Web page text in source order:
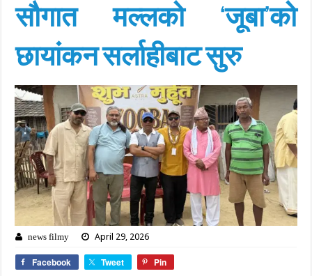
सौगात मल्लको ‘जूबा’को
छायांकन सर्लाहीबाट सुरु
news filmy April 29, 2026
Facebook Tweet Pin